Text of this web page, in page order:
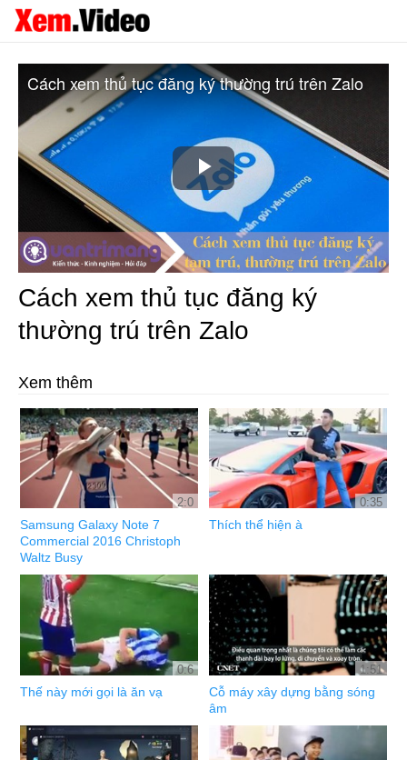
Play
Video
Cách xem thủ tục đăng ký thường trú trên Zalo
Cách xem thủ tục đăng ký
thường trú trên Zalo
Xem thêm
2:0
Samsung Galaxy Note 7
Commercial 2016 Christoph
Waltz Busy
0:35
Thích thể hiện à
0:6
Thế này mới gọi là ăn vạ
1:51
Cỗ máy xây dựng bằng sóng
âm